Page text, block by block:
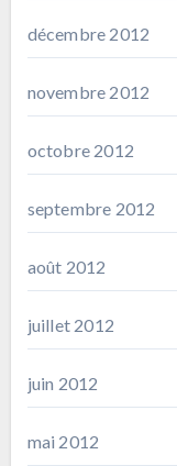
décembre 2012
novembre 2012
octobre 2012
septembre 2012
août 2012
juillet 2012
juin 2012
mai 2012